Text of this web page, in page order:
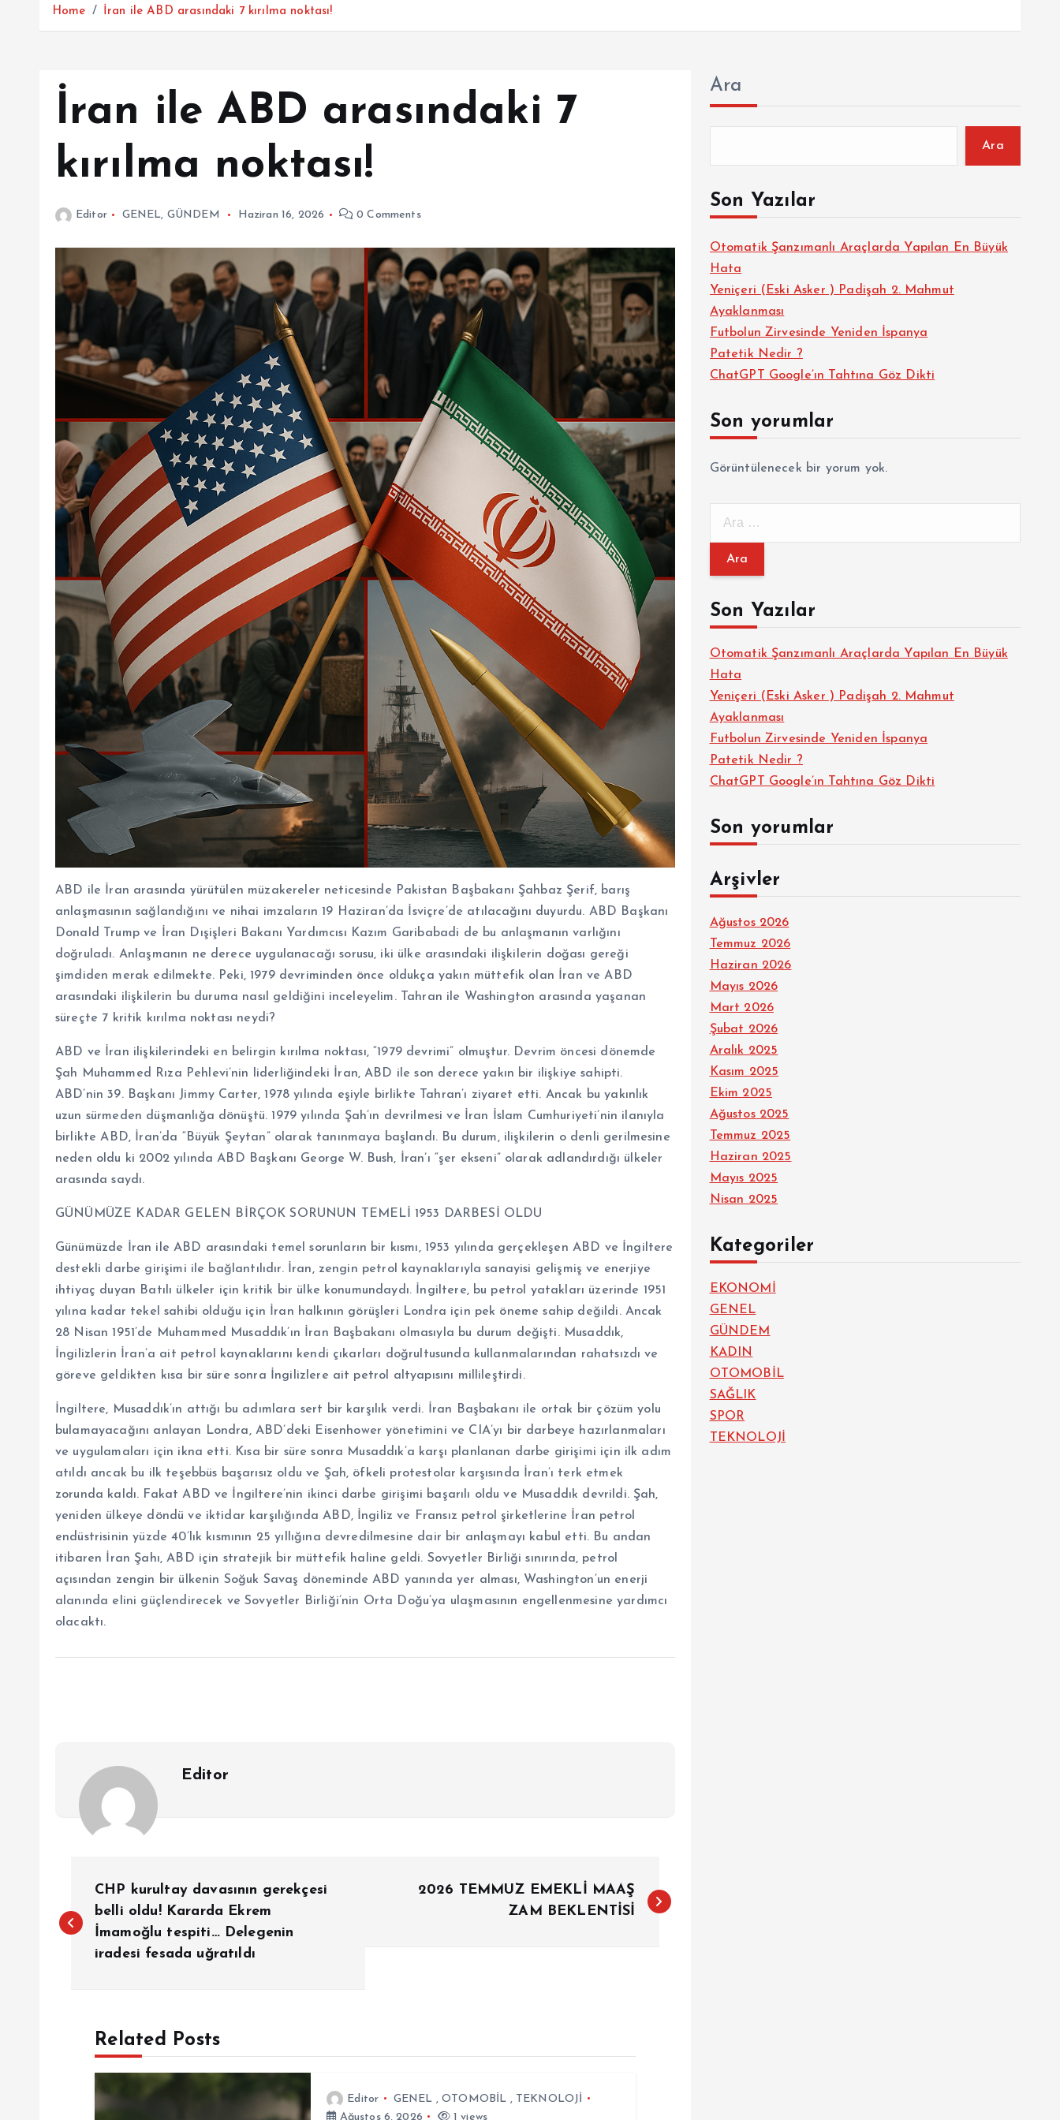
Home İran ile ABD arasındaki 7 kırılma noktası!
İran ile ABD arasındaki 7
kırılma noktası!
Editor GENEL, GÜNDEM Haziran 16, 2026 0 Comments
ABD ile İran arasında yürütülen müzakereler neticesinde Pakistan Başbakanı Şahbaz Şerif, barış
anlaşmasının sağlandığını ve nihai imzaların 19 Haziran’da İsviçre’de atılacağını duyurdu. ABD Başkanı
Donald Trump ve İran Dışişleri Bakanı Yardımcısı Kazım Garibabadi de bu anlaşmanın varlığını
doğruladı. Anlaşmanın ne derece uygulanacağı sorusu, iki ülke arasındaki ilişkilerin doğası gereği
şimdiden merak edilmekte. Peki, 1979 devriminden önce oldukça yakın müttefik olan İran ve ABD
arasındaki ilişkilerin bu duruma nasıl geldiğini inceleyelim. Tahran ile Washington arasında yaşanan
süreçte 7 kritik kırılma noktası neydi?
ABD ve İran ilişkilerindeki en belirgin kırılma noktası, “1979 devrimi” olmuştur. Devrim öncesi dönemde
Şah Muhammed Rıza Pehlevi’nin liderliğindeki İran, ABD ile son derece yakın bir ilişkiye sahipti.
ABD’nin 39. Başkanı Jimmy Carter, 1978 yılında eşiyle birlikte Tahran’ı ziyaret etti. Ancak bu yakınlık
uzun sürmeden düşmanlığa dönüştü. 1979 yılında Şah’ın devrilmesi ve İran İslam Cumhuriyeti’nin ilanıyla
birlikte ABD, İran’da “Büyük Şeytan” olarak tanınmaya başlandı. Bu durum, ilişkilerin o denli gerilmesine
neden oldu ki 2002 yılında ABD Başkanı George W. Bush, İran’ı “şer ekseni” olarak adlandırdığı ülkeler
arasında saydı.
GÜNÜMÜZE KADAR GELEN BİRÇOK SORUNUN TEMELİ 1953 DARBESİ OLDU
Günümüzde İran ile ABD arasındaki temel sorunların bir kısmı, 1953 yılında gerçekleşen ABD ve İngiltere
destekli darbe girişimi ile bağlantılıdır. İran, zengin petrol kaynaklarıyla sanayisi gelişmiş ve enerjiye
ihtiyaç duyan Batılı ülkeler için kritik bir ülke konumundaydı. İngiltere, bu petrol yatakları üzerinde 1951
yılına kadar tekel sahibi olduğu için İran halkının görüşleri Londra için pek öneme sahip değildi. Ancak
28 Nisan 1951’de Muhammed Musaddık’ın İran Başbakanı olmasıyla bu durum değişti. Musaddık,
İngilizlerin İran’a ait petrol kaynaklarını kendi çıkarları doğrultusunda kullanmalarından rahatsızdı ve
göreve geldikten kısa bir süre sonra İngilizlere ait petrol altyapısını millileştirdi.
İngiltere, Musaddık’ın attığı bu adımlara sert bir karşılık verdi. İran Başbakanı ile ortak bir çözüm yolu
bulamayacağını anlayan Londra, ABD’deki Eisenhower yönetimini ve CIA’yı bir darbeye hazırlanmaları
ve uygulamaları için ikna etti. Kısa bir süre sonra Musaddık’a karşı planlanan darbe girişimi için ilk adım
atıldı ancak bu ilk teşebbüs başarısız oldu ve Şah, öfkeli protestolar karşısında İran’ı terk etmek
zorunda kaldı. Fakat ABD ve İngiltere’nin ikinci darbe girişimi başarılı oldu ve Musaddık devrildi. Şah,
yeniden ülkeye döndü ve iktidar karşılığında ABD, İngiliz ve Fransız petrol şirketlerine İran petrol
endüstrisinin yüzde 40’lık kısmının 25 yıllığına devredilmesine dair bir anlaşmayı kabul etti. Bu andan
itibaren İran Şahı, ABD için stratejik bir müttefik haline geldi. Sovyetler Birliği sınırında, petrol
açısından zengin bir ülkenin Soğuk Savaş döneminde ABD yanında yer alması, Washington’un enerji
alanında elini güçlendirecek ve Sovyetler Birliği’nin Orta Doğu’ya ulaşmasının engellenmesine yardımcı
olacaktı.
Editor
a
CHP kurultay davasının gerekçesi
belli oldu! Kararda Ekrem
İmamoğlu tespiti… Delegenin
iradesi fesada uğratıldı
2026 TEMMUZ EMEKLİ MAAŞ
ZAM BEKLENTİSİ
Related Posts
Editor GENEL ,OTOMOBİL , TEKNOLOJİ
Ağustos 6, 2026
1 views
Ara
Ara
Son Yazılar
Otomatik Şanzımanlı Araçlarda Yapılan En Büyük
Hata
Yeniçeri (Eski Asker ) Padişah 2. Mahmut
Ayaklanması
Futbolun Zirvesinde Yeniden İspanya
Patetik Nedir ?
ChatGPT Google’ın Tahtına Göz Dikti
Son yorumlar
Görüntülenecek bir yorum yok.
m
:Son Yazılar
Otomatik Şanzımanlı Araçlarda Yapılan En Büyük
Hata
Yeniçeri (Eski Asker ) Padişah 2. Mahmut
Ayaklanması
Futbolun Zirvesinde Yeniden İspanya
Patetik Nedir ?
ChatGPT Google’ın Tahtına Göz Dikti
Son yorumlar
Arşivler
Ağustos 2026
Temmuz 2026
Haziran 2026
Mayıs 2026
Mart 2026
Şubat 2026
Aralık 2025
Kasım 2025
Ekim 2025
Ağustos 2025
Temmuz 2025
Haziran 2025
Mayıs 2025
Nisan 2025
Kategoriler
EKONOMİ
GENEL
GÜNDEM
KADIN
OTOMOBİL
SAĞLIK
SPOR
TEKNOLOJİ